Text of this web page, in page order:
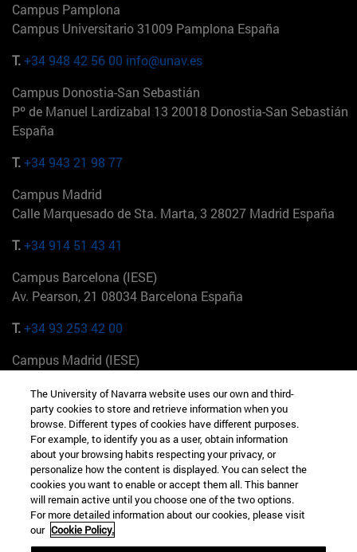
Campus Pamplona
Campus Universitario 31009 Pamplona España
T.+34 948 42 56 00 info@unav.es
Campus Donostia-San Sebastián
Pº de Manuel Lardizabal 13 20018 Donostia-San Sebastián
España
T.+34 943 21 98 77
Campus Madrid
Calle Marquesado de Sta. Marta, 3 28027 Madrid España
T.+34 914 51 43 41
Campus Barcelona (IESE)
Av. Pearson, 21 08034 Barcelona España
T.+34 93 253 42 00
Campus Madrid (IESE)
+34 912 11 30 00
Campus Nueva York (IESE)
165 W 57th St 10019-2201 Nueva York EE.UU
+1 646 346 8850
Campus Munich (IESE)
Maria-Theresia-Straße 15 81675 Múnich Alemania
The University of Navarra website uses our own and third-
party cookies to store and retrieve information when you
browse. Different types of cookies have different purposes.
For example, to identify you as a user, obtain information
about your browsing habits respecting your privacy, or
personalize how the content is displayed. You can select the
cookies you want to enable or accept them all. This banner
will remain active until you choose one of the two options.
For more detailed information about our cookies, please visit
our Cookie Policy.